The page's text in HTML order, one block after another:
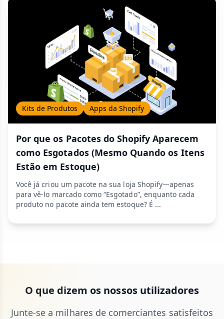
Kits de Produtos Apps da Shopify
Por que os Pacotes do Shopify Aparecem
como Esgotados (Mesmo Quando os Itens
Estão em Estoque)
Você já criou um pacote na sua loja Shopify—apenas
para vê-lo marcado como “Esgotado”, enquanto cada
produto no pacote ainda tem estoque? É ...
O que dizem os nossos utilizadores
Junte-se a milhares de comerciantes satisfeitos